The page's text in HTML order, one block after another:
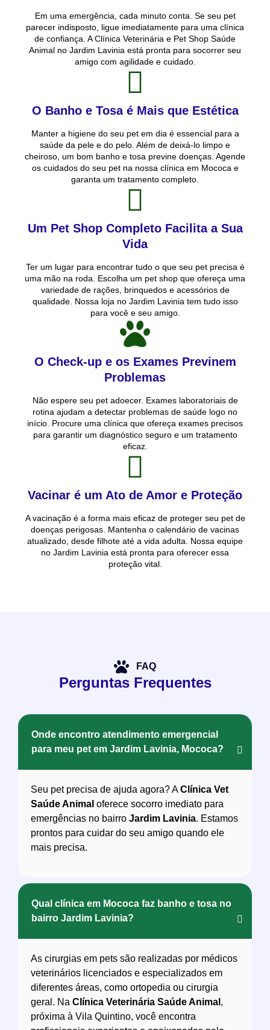
Em uma emergência, cada minuto conta. Se seu pet
parecer indisposto, ligue imediatamente para uma clínica
de confiança. A Clínica Veterinária e Pet Shop Saúde
Animal no Jardim Lavinia está pronta para socorrer seu
amigo com agilidade e cuidado.
O Banho e Tosa é Mais que Estética
Manter a higiene do seu pet em dia é essencial para a
saúde da pele e do pelo. Além de deixá-lo limpo e
cheiroso, um bom banho e tosa previne doenças. Agende
os cuidados do seu pet na nossa clínica em Mococa e
garanta um tratamento completo.
Um Pet Shop Completo Facilita a Sua
Vida
Ter um lugar para encontrar tudo o que seu pet precisa é
uma mão na roda. Escolha um pet shop que ofereça uma
variedade de rações, brinquedos e acessórios de
qualidade. Nossa loja no Jardim Lavinia tem tudo isso
para você e seu amigo.
O Check-up e os Exames Previnem
Problemas
Não espere seu pet adoecer. Exames laboratoriais de
rotina ajudam a detectar problemas de saúde logo no
início. Procure uma clínica que ofereça exames precisos
para garantir um diagnóstico seguro e um tratamento
eficaz.
Vacinar é um Ato de Amor e Proteção
A vacinação é a forma mais eficaz de proteger seu pet de
doenças perigosas. Mantenha o calendário de vacinas
atualizado, desde filhote até a vida adulta. Nossa equipe
no Jardim Lavinia está pronta para oferecer essa
proteção vital.
FAQ
Perguntas Frequentes
Onde encontro atendimento emergencial
para meu pet em Jardim Lavinia, Mococa?
Seu pet precisa de ajuda agora? AClínica Vet
Saúde Animal oferece socorro imediato para
emergências no bairro Jardim Lavinia. Estamos
prontos para cuidar do seu amigo quando ele
mais precisa.
Qual clínica em Mococa faz banho e tosa no
bairro Jardim Lavinia?
As cirurgias em pets são realizadas por médicos
veterinários licenciados e especializados em
diferentes áreas, como ortopedia ou cirurgia
geral. Na Clínica Veterinária Saúde Animal ,
próxima à Vila Quintino, você encontra